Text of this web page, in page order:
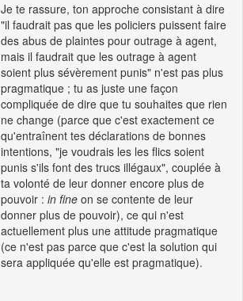
Je te rassure, ton approche consistant à dire
"il faudrait pas que les policiers puissent faire
des abus de plaintes pour outrage à agent,
mais il faudrait que les outrage à agent
soient plus sévèrement punis" n'est pas plus
pragmatique ; tu as juste une façon
compliquée de dire que tu souhaites que rien
ne change (parce que c'est exactement ce
qu'entraînent tes déclarations de bonnes
intentions, "je voudrais les les flics soient
punis s'ils font des trucs illégaux", couplée à
ta volonté de leur donner encore plus de
pouvoir : in fine on se contente de leur
donner plus de pouvoir), ce qui n'est
actuellement plus une attitude pragmatique
(ce n'est pas parce que c'est la solution qui
sera appliquée qu'elle est pragmatique).